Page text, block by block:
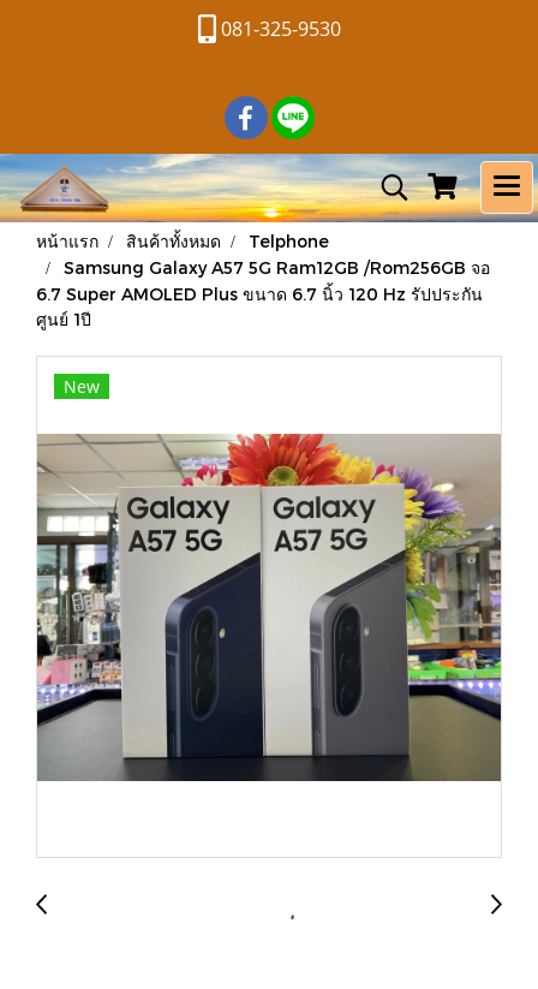
081-325-9530
หน้าแรก สินค้าทั้งหมด
Telphone
Samsung Galaxy A57 5G Ram12GB /Rom256GB จอ
6.7 Super AMOLED Plus ขนาด 6.7 นิ้ว 120 Hz รัปประกัน
ศูนย์ 1ปี
New